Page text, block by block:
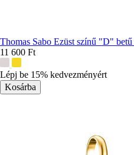
Thomas Sabo Ezüst színű "D" betű
11 600 Ft
színek:
Lépj be 15% kedvezményért